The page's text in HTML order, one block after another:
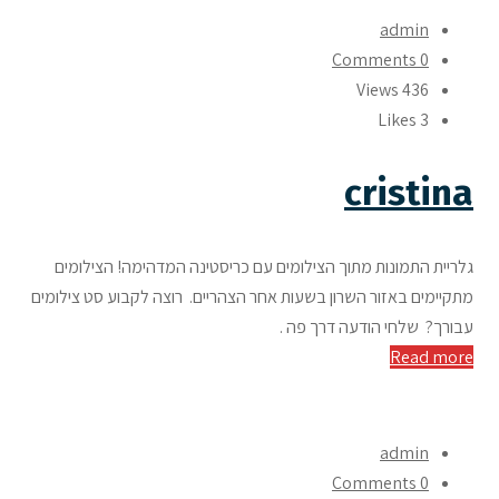
admin
0 Comments
436 Views
3
cristina
גלריית התמונות מתוך הצילומים עם כריסטינה המדהימה! הצילומים
מתקיימים באזור השרון בשעות אחר הצהריים. רוצה לקבוע סט צילומים
עבורך? שלחי הודעה דרך פה .
Read more
admin
0 Comments